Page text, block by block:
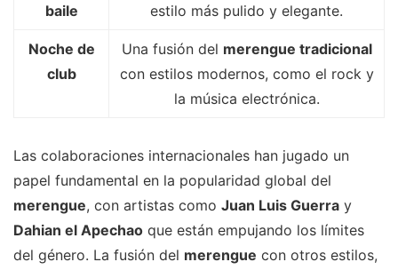
baile
estilo más pulido y elegante.
Noche de
club
Una fusión del merengue tradicional
con estilos modernos, como el rock y
la música electrónica.
Las colaboraciones internacionales han jugado un
papel fundamental en la popularidad global del
merengue, con artistas como Juan Luis Guerra y
Dahian el Apechao que están empujando los límites
del género. La fusión del merengue con otros estilos,